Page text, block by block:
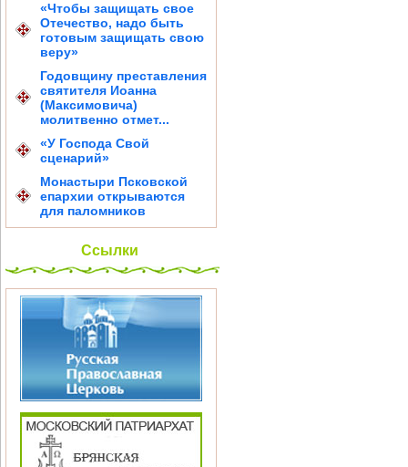
«Чтобы защищать свое
Отечество, надо быть
готовым защищать свою
веру»
Годовщину преставления
святителя Иоанна
(Максимовича)
молитвенно отмет...
«У Господа Свой
сценарий»
Монастыри Псковской
епархии открываются
для паломников
Ссылки